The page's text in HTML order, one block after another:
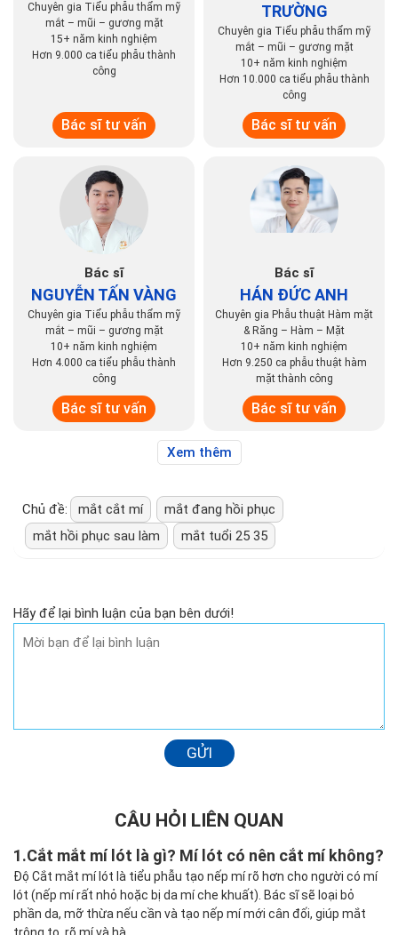
Chuyên gia Tiểu phẫu thẩm mỹ
mắt – mũi – gương mặt
15+ năm kinh nghiệm
Hơn 9.000 ca tiểu phẫu thành
công
Bác sĩ tư vấn
TRƯỜNG
Chuyên gia Tiểu phẫu thẩm mỹ
mắt – mũi – gương mặt
10+ năm kinh nghiệm
Hơn 10.000 ca tiểu phẫu thành
công
Bác sĩ tư vấn
Bác sĩ
NGUYỄN TẤN VÀNG
Chuyên gia Tiểu phẫu thẩm mỹ
mắt – mũi – gương mặt
10+ năm kinh nghiệm
Hơn 4.000 ca tiểu phẫu thành
công
Bác sĩ tư vấn
Bác sĩ
HÁN ĐỨC ANH
Chuyên gia Phẫu thuật Hàm mặt
& Răng – Hàm – Mặt
10+ năm kinh nghiệm
Hơn 9.250 ca phẫu thuật hàm
mặt thành công
Bác sĩ tư vấn
Xem thêm
Chủ đề: mắt cắt mí
mắt đang hồi phục
mắt hồi phục sau làm
mắt tuổi 25 35
Hãy để lại bình luận của bạn bên dưới!
GỬI
CÂU HỎI LIÊN QUAN
1.Cắt mắt mí lót là gì? Mí lót có nên cắt mí không?
Độ Cắt mắt mí lót là tiểu phẫu tạo nếp mí rõ hơn cho người có mí
lót (nếp mí rất nhỏ hoặc bị da mí che khuất). Bác sĩ sẽ loại bỏ
phần da, mỡ thừa nếu cần và tạo nếp mí mới cân đối, giúp mắt